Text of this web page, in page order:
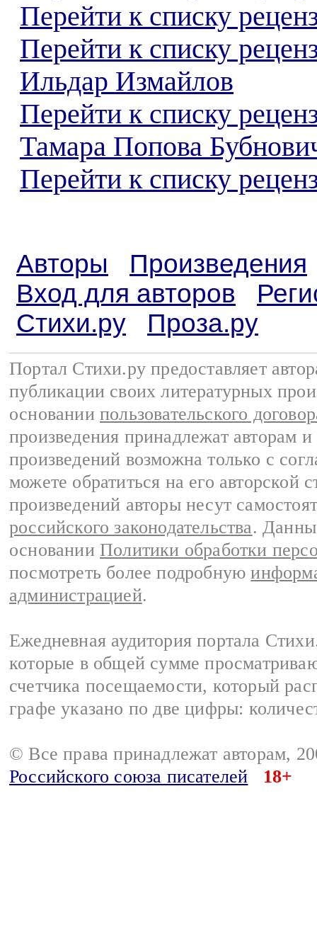
Перейти к списку
Перейти к списку
Ильдар Измайлов
Перейти к списку
Тамара Попова
Перейти к списку
Авторы
Произведения
Вход для авторов
Стихи.ру
Проза.ру
Портал Стихи.ру предоставляет
публикации своих литературных
основании пользовательского
произведения принадлежат авторам
произведений возможна только с
можете обратиться на его авторской
произведений авторы несут
российского законодательства.
основании Политики обработки
посмотреть более подробную
администрацией.
Ежедневная аудитория портала
которые в общей сумме
счетчика посещаемости, который
графе указано по две цифры:
© Все права принадлежат авторам,
Российского союза писателей
18+